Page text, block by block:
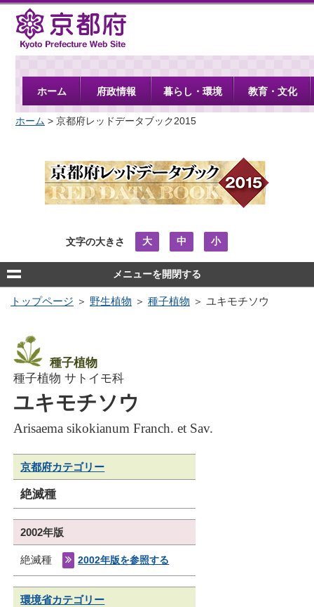
京都府
ホーム 府政情報 暮らし・環境 教育・文化
ホーム > 京都府レッドデータブック2015
文字の大きさ 大 中 小
メニューを開閉する
トップページ ＞ 野生植物 ＞ 種子植物 ＞ ユキモチソウ
種子植物
種子植物 サトイモ科
ユキモチソウ
Arisaema sikokianum Franch. et Sav.
京都府カテゴリー
絶滅種
2002年版
絶滅種 2002年版を参照する
環境省カテゴリー